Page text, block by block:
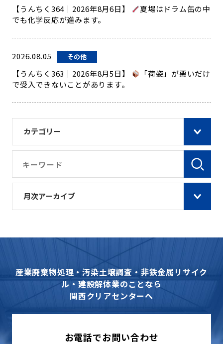
カテゴリー
月次アーカイブ
【うんちく364｜2026年8月6日】
夏場はドラム缶の中
でも化学反応が進みます。
2026.08.05 その他
【うんちく363｜2026年8月5日】
「荷姿」が悪いだけ
で受入できないことがあります。
産業廃棄物処理・汚染土壌調査・非鉄金属リサイク
ル・建設解体業のことなら
関西クリアセンターへ
お電話でお問い合わせ